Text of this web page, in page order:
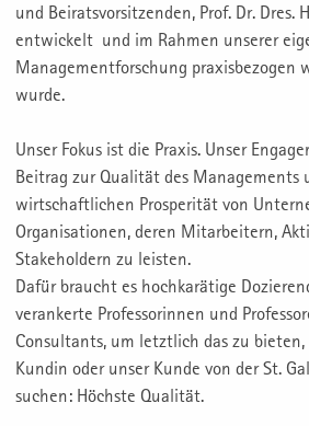
und Beiratsvorsitzenden, Prof. Dr. Dres.
entwickelt und im Rahmen unserer
Managementforschung praxisbezogen
wurde.
Unser Fokus ist die Praxis. Unser
Beitrag zur Qualität des Managements
wirtschaftlichen Prosperität von
Organisationen, deren Mitarbeitern,
Stakeholdern zu leisten.
Dafür braucht es hochkarätige
verankerte Professorinnen und
Consultants, um letztlich das zu bieten,
Kundin oder unser Kunde von der St.
suchen: Höchste Qualität.